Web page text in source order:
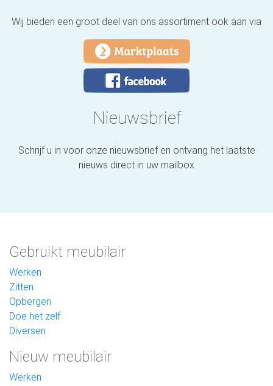
Wij bieden een groot deel van ons assortiment ook aan via
Nieuwsbrief
Schrijf u in voor onze nieuwsbrief en ontvang het laatste
nieuws direct in uw mailbox
Gebruikt meubilair
Werken
Zitten
Opbergen
Doe het zelf
Diversen
Nieuw meubilair
Werken